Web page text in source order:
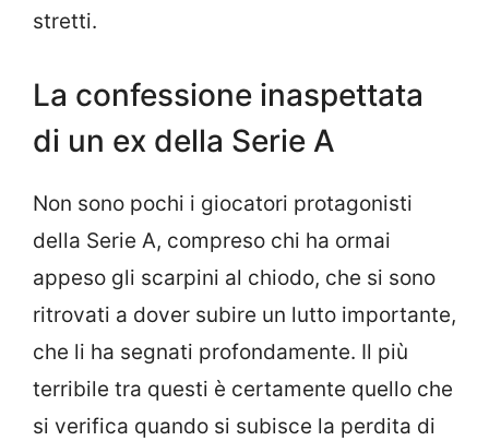
stretti.
La confessione inaspettata
di un ex della Serie A
Non sono pochi i giocatori protagonisti
della Serie A, compreso chi ha ormai
appeso gli scarpini al chiodo, che si sono
ritrovati a dover subire un lutto importante,
che li ha segnati profondamente. Il più
terribile tra questi è certamente quello che
si verifica quando si subisce la perdita di